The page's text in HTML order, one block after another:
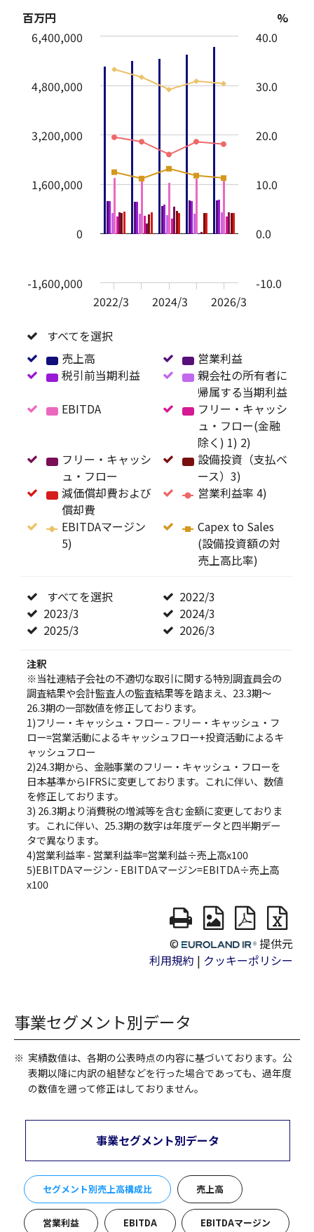
事業セグメント別データ
※ 実績数値は、各期の公表時点の内容に基づいております。公
表期以降に内訳の組替などを行った場合であっても、過年度
の数値を遡って修正はしておりません。